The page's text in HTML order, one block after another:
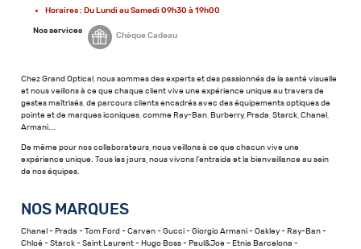
Horaires : Du Lundi au Samedi 09h30 à 19h00
Nos services
Chèque Cadeau
Chez Grand Optical, nous sommes des experts et des passionnés de la santé visuelle
et nous veillons à ce que chaque client vive une expérience unique au travers de
gestes maîtrisés, de parcours clients encadrés avec des équipements optiques de
pointe et de marques iconiques, comme Ray-Ban, Burberry, Prada, Starck, Chanel,
Armani...
De même pour nos collaborateurs, nous veillons à ce que chacun vive une
expérience unique. Tous les jours, nous vivons l'entraide et la bienveillance au sein
de nos équipes.
NOS MARQUES
Chanel - Prada - Tom Ford - Carven - Gucci - Giorgio Armani - Oakley - Ray-Ban -
Chloé - Starck - Saint Laurent - Hugo Boss - Paul&Joe - Etnia Barcelona -